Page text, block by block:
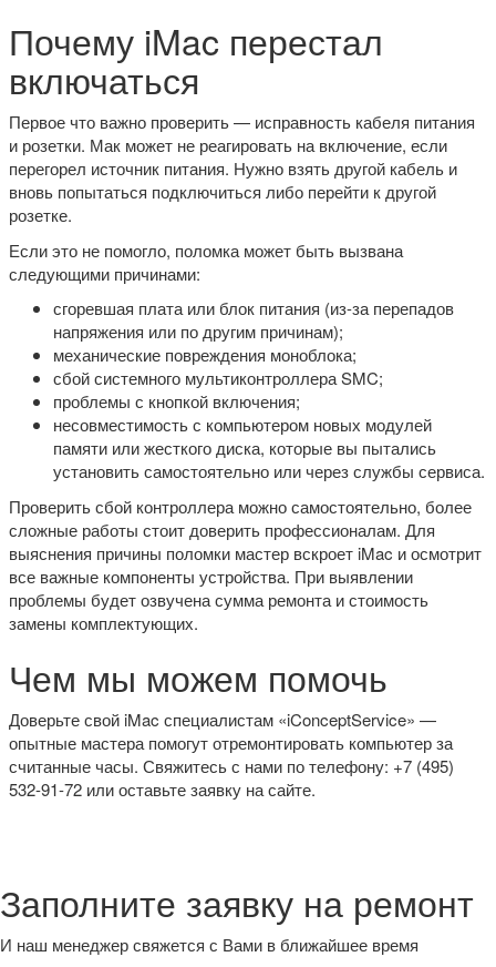
Почему iMac перестал
включаться
Первое что важно проверить — исправность кабеля питания
и розетки. Мак может не реагировать на включение, если
перегорел источник питания. Нужно взять другой кабель и
вновь попытаться подключиться либо перейти к другой
розетке.
Если это не помогло, поломка может быть вызвана
следующими причинами:
сгоревшая плата или блок питания (из-за перепадов
напряжения или по другим причинам);
механические повреждения моноблока;
сбой системного мультиконтроллера SMC;
проблемы с кнопкой включения;
несовместимость с компьютером новых модулей
памяти или жесткого диска, которые вы пытались
установить самостоятельно или через службы сервиса.
Проверить сбой контроллера можно самостоятельно, более
сложные работы стоит доверить профессионалам. Для
выяснения причины поломки мастер вскроет iMac и осмотрит
все важные компоненты устройства. При выявлении
проблемы будет озвучена сумма ремонта и стоимость
замены комплектующих.
Чем мы можем помочь
Доверьте свой iMac специалистам «iConceptService» —
опытные мастера помогут отремонтировать компьютер за
считанные часы. Свяжитесь с нами по телефону: +7 (495)
532-91-72 или оставьте заявку на сайте.
Заполните заявку на ремонт
И наш менеджер свяжется с Вами в ближайшее время